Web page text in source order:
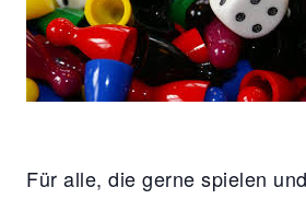
Für alle, die gerne spielen